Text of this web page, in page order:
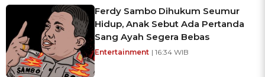
Ferdy Sambo Dihukum Seumur
Hidup, Anak Sebut Ada Pertanda
Sang Ayah Segera Bebas
Entertainment | 16:34 WIB